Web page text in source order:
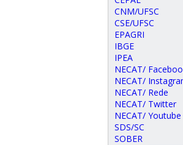
CNM/UFSC
CSE/UFSC
EPAGRI
IBGE
IPEA
NECAT/
NECAT/
NECAT/ Rede
NECAT/ Twitter
NECAT/ Youtube
SDS/SC
SOBER